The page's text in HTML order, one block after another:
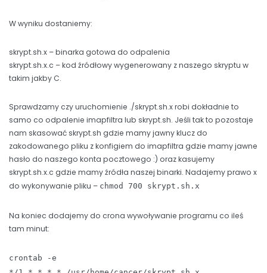
W wyniku dostaniemy:
skrypt.sh.x – binarka gotowa do odpalenia
skrypt.sh.x.c – kod źródłowy wygenerowany z naszego skryptu w
takim jakby C.
Sprawdzamy czy uruchomienie ./skrypt.sh.x robi dokładnie to
samo co odpalenie imapfiltra lub skrypt.sh. Jeśli tak to pozostaje
nam skasować skrypt.sh gdzie mamy jawny klucz do
zakodowanego pliku z konfigiem do imapfiltra gdzie mamy jawne
hasło do naszego konta pocztowego :) oraz kasujemy
skrypt.sh.x.c gdzie mamy źródła naszej binarki. Nadajemy prawo x
do wykonywanie pliku – chmod 700 skrypt.sh.x
Na koniec dodajemy do crona wywoływanie programu co ileś
tam minut:
crontab -e